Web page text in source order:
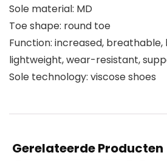
Sole material: MD
Toe shape: round toe
Function: increased, breathable,
lightweight, wear-resistant,
Sole technology: viscose shoes
Gerelateerde Producten